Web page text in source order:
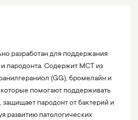
разработан для поддержания
и пародонта. Содержит МСТ из
(GG), бромелайн и
которые помогают поддерживать
защищает пародонт от бактерий и
развитию патологических